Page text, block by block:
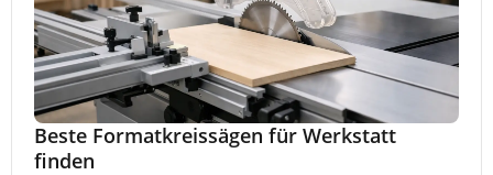
Beste Formatkreissägen für Werkstatt
finden